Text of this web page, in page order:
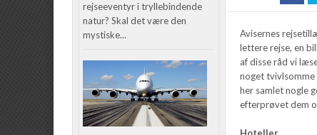
Avisernes
lettere rejse, en
af disse råd vi
noget tvivlsomme
her samlet nogle
efterprøvet dem
Hoteller
rejseeventyr i tryllebindende
natur? Skal det være den
mystiske...